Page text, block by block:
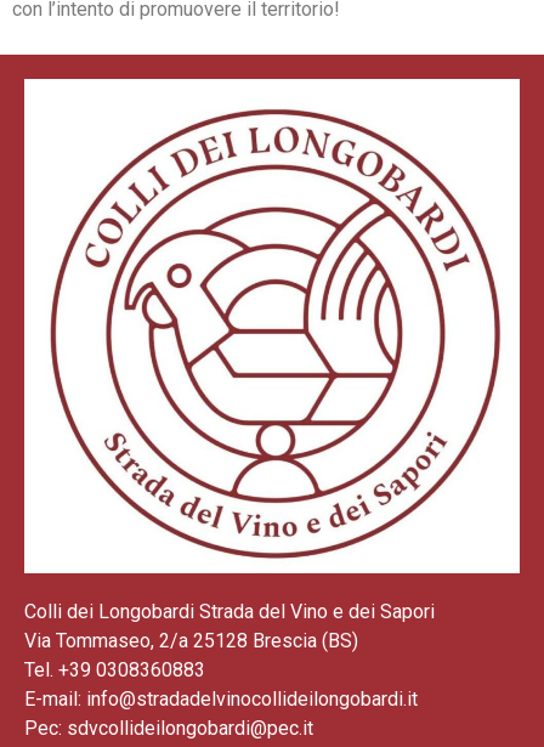
con l’intento di promuovere il territorio!
Colli dei Longobardi Strada del Vino e dei Sapori
Via Tommaseo, 2/a 25128 Brescia (BS)
Tel. +39 0308360883
E-mail: info@stradadelvinocollideilongobardi.it
Pec: sdvcollideilongobardi@pec.it